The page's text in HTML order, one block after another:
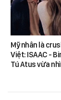
Mỹ nhân là
Việt: ISAAC -
Tú Atus vừa